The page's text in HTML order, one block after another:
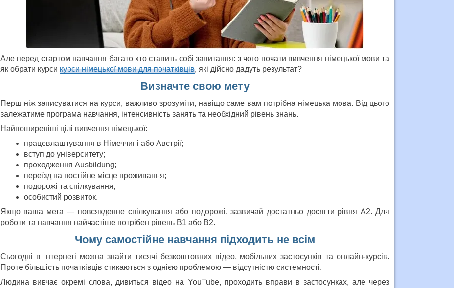
Але перед стартом навчання багато хто ставить собі запитання: з чого почати вивчення німецької мови та
як обрати курси курси німецької мови для початківців, які дійсно дадуть результат?
Визначте свою мету
Перш ніж записуватися на курси, важливо зрозуміти, навіщо саме вам потрібна німецька мова. Від цього
залежатиме програма навчання, інтенсивність занять та необхідний рівень знань.
Найпоширеніші цілі вивчення німецької:
працевлаштування в Німеччині або Австрії;
вступ до університету;
проходження Ausbildung;
переїзд на постійне місце проживання;
подорожі та спілкування;
особистий розвиток.
Якщо ваша мета — повсякденне спілкування або подорожі, зазвичай достатньо досягти рівня А2. Для
роботи та навчання найчастіше потрібен рівень В1 або В2.
Чому самостійне навчання підходить не всім
Сьогодні в інтернеті можна знайти тисячі безкоштовних відео, мобільних застосунків та онлайн-курсів.
Проте більшість початківців стикаються з однією проблемою — відсутністю системності.
Людина вивчає окремі слова, дивиться відео на YouTube, проходить вправи в застосунках, але через